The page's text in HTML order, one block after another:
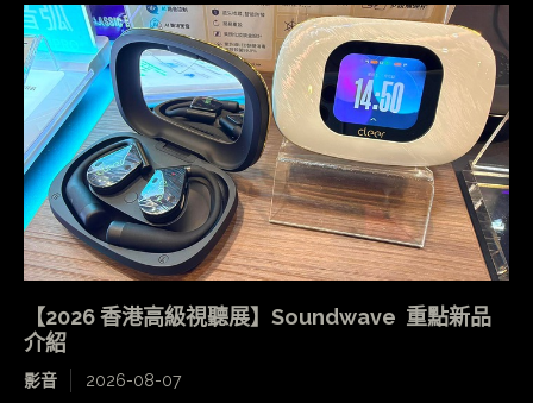
【2026 香港高級視聽展】Soundwave 重點新品
介紹
影音 2026-08-07